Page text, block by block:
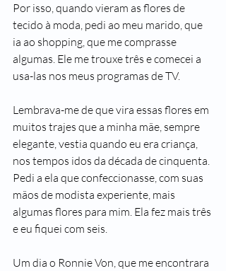
Por isso, quando vieram as flores de
tecido à moda, pedi ao meu marido, que
ia ao shopping, que me comprasse
algumas. Ele me trouxe três e comecei a
usa-las nos meus programas de TV.
Lembrava-me de que vira essas flores em
muitos trajes que a minha mãe, sempre
elegante, vestia quando eu era criança,
nos tempos idos da década de cinquenta.
Pedi a ela que confeccionasse, com suas
mãos de modista experiente, mais
algumas flores para mim. Ela fez mais três
e eu fiquei com seis.
Um dia o Ronnie Von, que me encontrara